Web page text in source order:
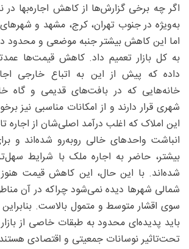
اگر چه برخی گزارش‌ها از کاهش اجاره‌بها
به‌ویژه در جنوب تهران، کرج، مشهد و
اما این کاهش بیشتر جنبه موضعی و محدود
به کل بازار تعمیم داد. کاهش قیمت‌ها
داده که پیش از این به اتباع خارجی
خانه‌هایی که در بافت‌های قدیمی و گاه
شهری قرار دارند و از امکانات مناسبی نیز
این املاک که اغلب درآمد اصلی‌شان از اجاره
انباشت واحدهای خالی روبه‌رو شده‌اند و
بیشتر، حاضر به اجاره ملک با شرایط
شده‌اند. با این حال، این کاهش قیمت
شمالی شهرها دیده نمی‌شود چراکه در آن
سوی اقشار متوسط و متمول بالاست.
باید پدیده‌ای محدود به طبقات خاصی از
تحت‌تاثیر نوسانات جمعیتی و اقتصادی